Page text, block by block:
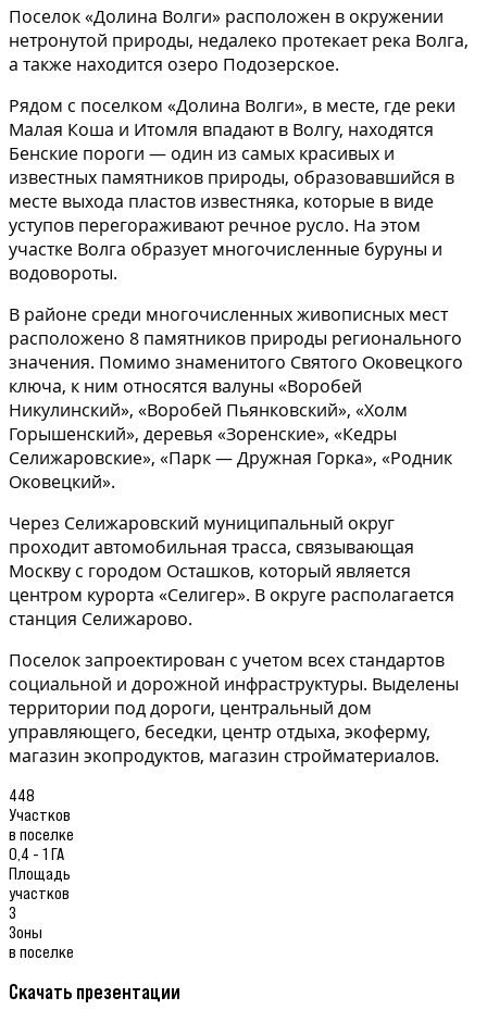
Поселок «Долина Волги» расположен в окружении
нетронутой природы, недалеко протекает река Волга,
а также находится озеро Подозерское.
Рядом с поселком «Долина Волги», в месте, где реки
Малая Коша и Итомля впадают в Волгу, находятся
Бенские пороги — один из самых красивых и
известных памятников природы, образовавшийся в
месте выхода пластов известняка, которые в виде
уступов перегораживают речное русло. На этом
участке Волга образует многочисленные буруны и
водовороты.
В районе среди многочисленных живописных мест
расположено 8 памятников природы регионального
значения. Помимо знаменитого Святого Оковецкого
ключа, к ним относятся валуны «Воробей
Никулинский», «Воробей Пьянковский», «Холм
Горышенский», деревья «Зоренские», «Кедры
Селижаровские», «Парк — Дружная Горка», «Родник
Оковецкий».
Через Селижаровский муниципальный округ
проходит автомобильная трасса, связывающая
Москву с городом Осташков, который является
центром курорта «Селигер». В округе располагается
станция Селижарово.
Поселок запроектирован с учетом всех стандартов
социальной и дорожной инфраструктуры. Выделены
территории под дороги, центральный дом
управляющего, беседки, центр отдыха, экоферму,
магазин экопродуктов, магазин стройматериалов.
448
Участков
в поселке
0,4 - 1 ГА
Площадь
участков
3
Зоны
в поселке
Скачать презентации